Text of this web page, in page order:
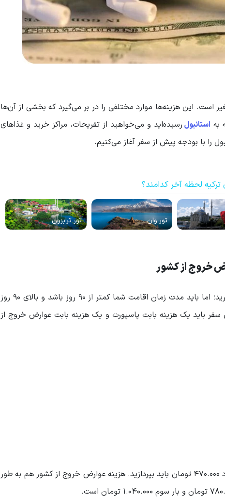
1403 نسبت به قیمت لیر متغیر است. این هزینه‌ها موارد مختلفی را در بر می‌گیرد که بخشی از آن‌ها
به استانبول رسیده‌اید و می‌خواهید از تفریحات، مراکز خرید و غذاهای
را با بودجه پیش از سفر آغاز می‌کنیم.
لحظه آخر کدامند؟
تور وان تور ترابزون
خروج از کشور
همانطور که می‌دانید برای سفر به ترکیه نیازی به دریافت ویزا ندارید؛ اما باید مدت زمان اقامت شما کمتر از 90 روز باشد و بالای 90 روز
سفر باید یک هزینه بابت پاسپورت و یک هزینه بابت عوارض خروج از
در نهایت می‌توان گفت در سال 1403 برای دریافت پاسپورت حدود 470.000 تومان باید بپردازید. هزینه عوارض خروج از کشور هم به طور